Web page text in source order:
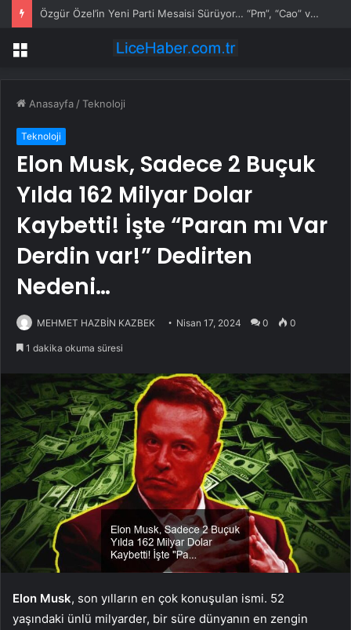
Özgür Özel’in Yeni Parti Mesaisi Sürüyor… “Pm”, “Cao” ve “Myk” Toplantılarına Başkanlık Etti
Menü
Anasayfa /Teknoloji
Teknoloji
Elon Musk, Sadece 2 Buçuk
Yılda 162 Milyar Dolar
Kaybetti! İşte “Paran mı Var
Derdin var!” Dedirten
Nedeni…
MEHMET HAZBİN KAZBEK Nisan 17, 2024 0 0
1 dakika okuma süresi
Elon Musk, son yılların en çok konuşulan ismi. 52
yaşındaki ünlü milyarder, bir süre dünyanın en zengin